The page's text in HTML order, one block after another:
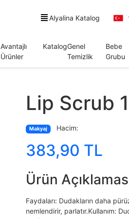
Alyalina Katalog
Avantajlı
Ürünler
KatalogGenel
Temizlik
Bebe
Grubu
Lip Scrub
Makyaj Hacim:
383,90 TL
Ürün
Faydaları: Dudakların daha
nemlendirir, parlatır.Kullanım: